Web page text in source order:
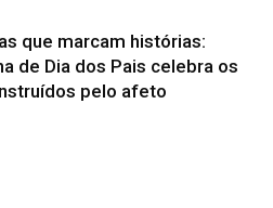
que marcam histórias:
de Dia dos Pais celebra os
pelo afeto